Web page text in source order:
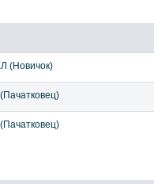
(Новичок)